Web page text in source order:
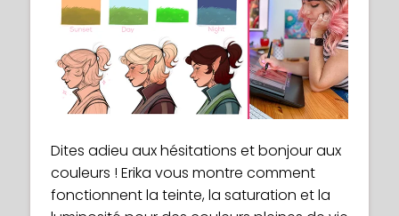
Dites adieu aux hésitations et bonjour aux
couleurs ! Erika vous montre comment
fonctionnent la teinte, la saturation et la